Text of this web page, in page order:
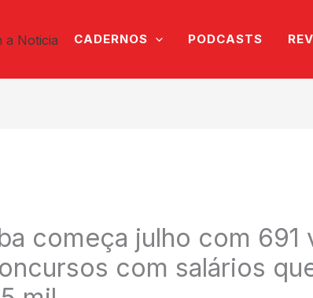
CADERNOS PODCASTS
começa julho com 691
com salários